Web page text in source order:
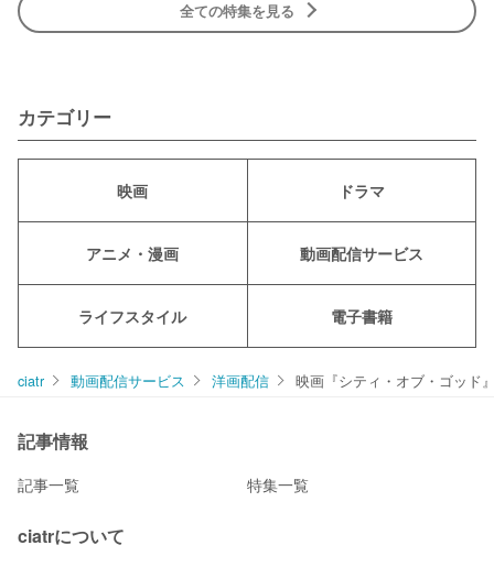
全ての特集を見る
カテゴリー
映画 ドラマ
アニメ・漫画 動画配信サービス
ライフスタイル 電子書籍
ciatr 動画配信サービス 洋画配信 映画『シティ・オブ・ゴッド
記事情報
記事一覧 特集一覧
ciatrについて